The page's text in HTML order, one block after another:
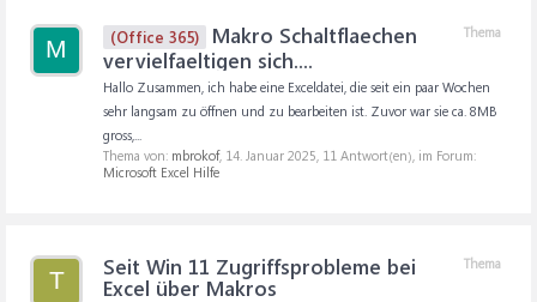
M
Thema
(Office 365)
Makro Schaltflaechen
vervielfaeltigen sich....
Hallo Zusammen, ich habe eine Exceldatei, die seit ein paar Wochen
sehr langsam zu öffnen und zu bearbeiten ist. Zuvor war sie ca. 8MB
gross,...
Thema von: mbrokof, 14. Januar 2025, 11 Antwort(en), im Forum:
Microsoft Excel Hilfe
T
Thema
Seit Win 11 Zugriffsprobleme bei
Excel über Makros